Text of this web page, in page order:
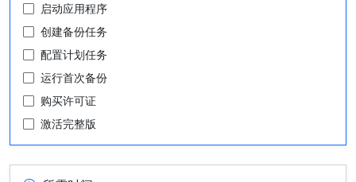
启动应用程序
创建备份任务
配置计划任务
运行首次备份
购买许可证
激活完整版